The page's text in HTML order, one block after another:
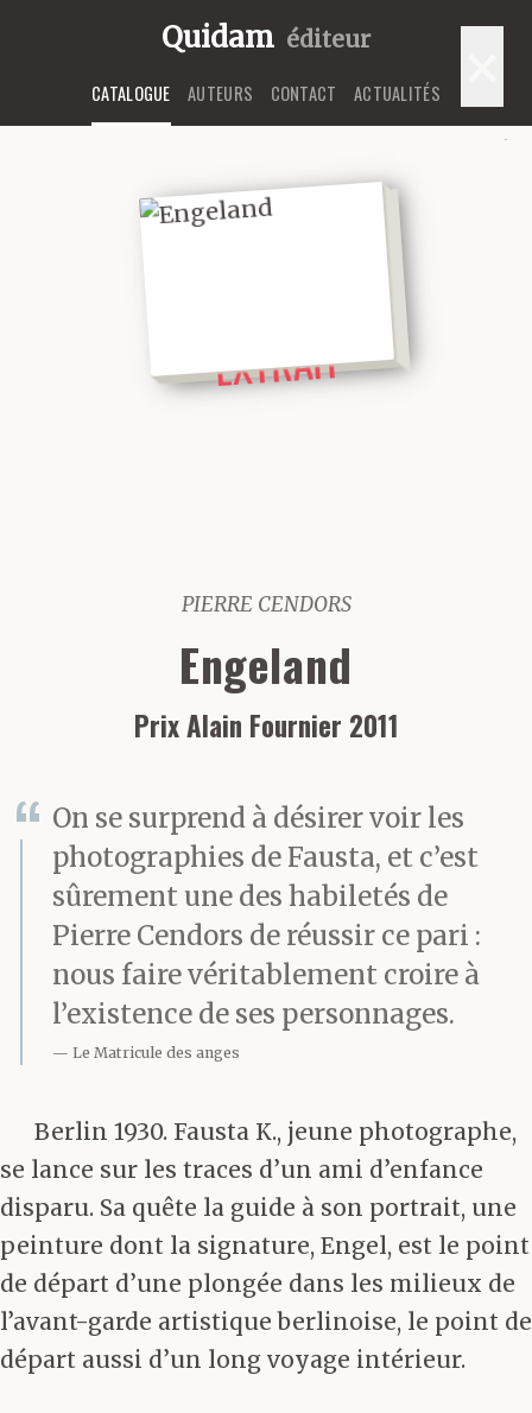
Quidam éditeur
CATALOGUE AUTEURS CONTACT ACTUALITÉS
EXTRAIT
PIERRE CENDORS
Engeland
Prix Alain Fournier 2011
On se surprend à désirer voir les
photographies de Fausta, et c’est
sûrement une des habiletés de
Pierre Cendors de réussir ce pari :
nous faire véritablement croire à
l’existence de ses personnages.
Le Matricule des anges
Berlin 1930. Fausta K., jeune photographe,
se lance sur les traces d’un ami d’enfance
disparu. Sa quête la guide à son portrait, une
peinture dont la signature, Engel, est le point
de départ d’une plongée dans les milieux de
l’avant-garde artistique berlinoise, le point de
départ aussi d’un long voyage intérieur.